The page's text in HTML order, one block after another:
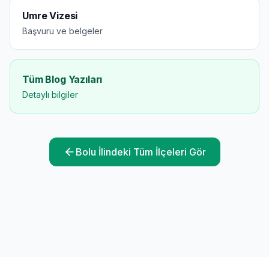
Umre Vizesi
Başvuru ve belgeler
Tüm Blog Yazıları
Detaylı bilgiler
Bolu İlindeki Tüm İlçeleri Gör